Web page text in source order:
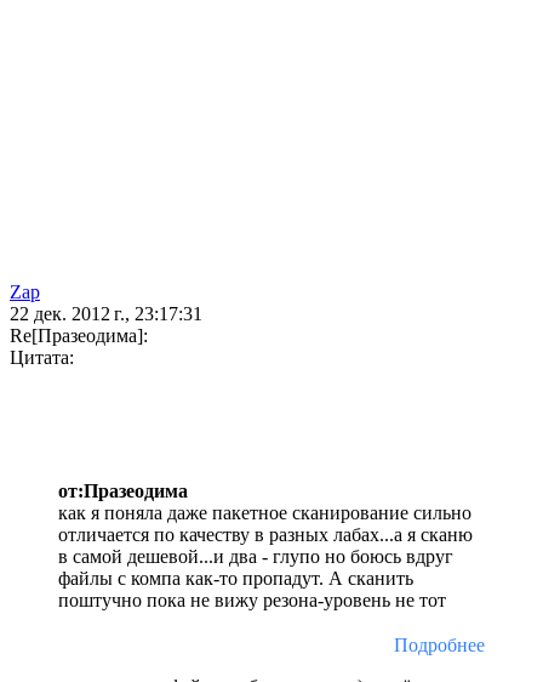
Zap
22 дек. 2012 г., 23:17:31
Re[Празеодима]:
Цитата:
от:Празеодима
как я поняла даже пакетное сканирование сильно
отличается по качеству в разных лабах...а я сканю
в самой дешевой...и два - глупо но боюсь вдруг
файлы с компа как-то пропадут. А сканить
поштучно пока не вижу резона-уровень не тот
Подробнее